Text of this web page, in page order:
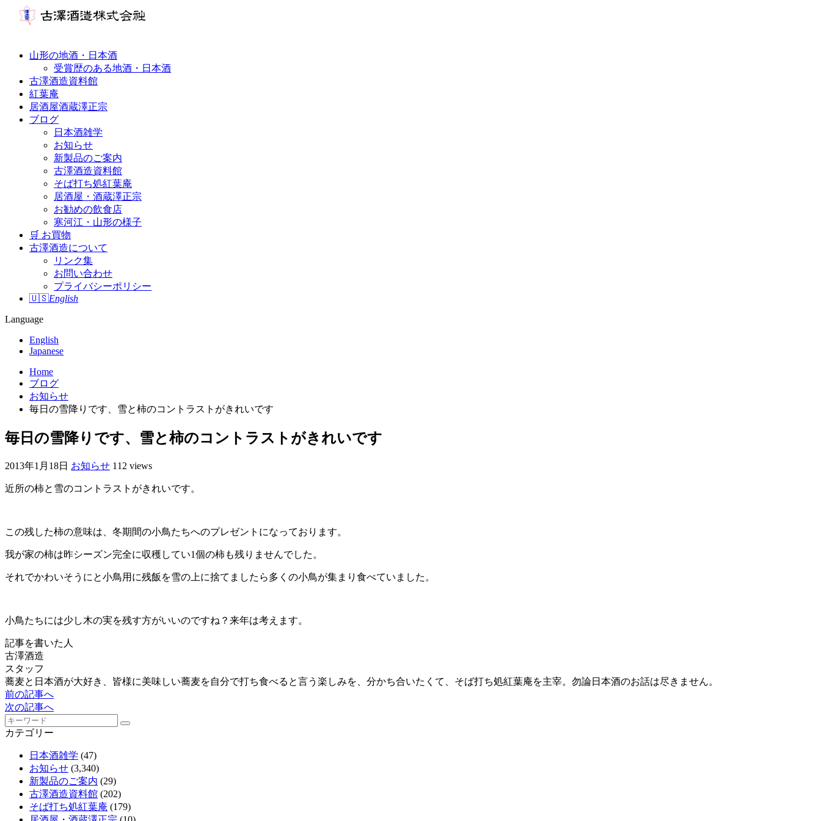
山形の地酒・日本酒
受賞歴のある地酒・日本酒
古澤酒造資料館
紅葉庵
居酒屋酒蔵澤正宗
ブログ
日本酒雑学
お知らせ
新製品のご案内
古澤酒造資料館
そば打ち処紅葉庵
居酒屋・酒蔵澤正宗
お勧めの飲食店
寒河江・山形の様子
🛒 お買物
古澤酒造について
リンク集
お問い合わせ
プライバシーポリシー
🇺🇸English
Language
English
Japanese
Home
ブログ
お知らせ
毎日の雪降りです、雪と柿のコントラストがきれいです
毎日の雪降りです、雪と柿のコントラストがきれいです
2013年1月18日 お知らせ 112 views
近所の柿と雪のコントラストがきれいです。
この残した柿の意味は、冬期間の小鳥たちへのプレゼントになっております。
我が家の柿は昨シーズン完全に収穫してい1個の柿も残りませんでした。
それでかわいそうにと小鳥用に残飯を雪の上に捨てましたら多くの小鳥が集まり食べていました。
小鳥たちには少し木の実を残す方がいいのですね？来年は考えます。
記事を書いた人
古澤酒造
スタッフ
蕎麦と日本酒が大好き、皆様に美味しい蕎麦を自分で打ち食べると言う楽しみを、分かち合いたくて、そば打ち処紅葉庵を主宰。勿論日本酒のお話は尽きません。
前の記事へ
次の記事へ
カテゴリー
日本酒雑学 (47)
お知らせ (3,340)
新製品のご案内 (29)
古澤酒造資料館 (202)
そば打ち処紅葉庵 (179)